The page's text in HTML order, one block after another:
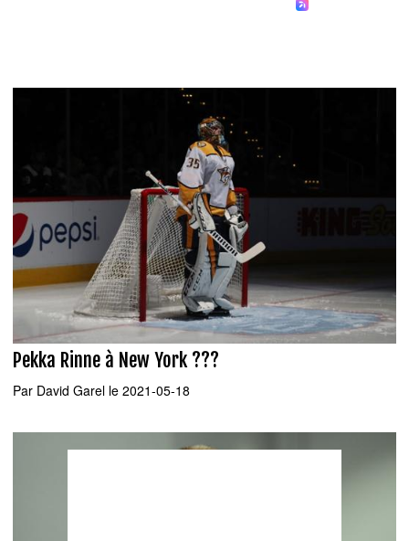
Pekka Rinne à New York ???
Par David Garel le 2021-05-18